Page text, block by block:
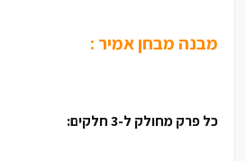
מבנה מבחן אמיר :
כל פרק מחולק ל-3 חלקים: